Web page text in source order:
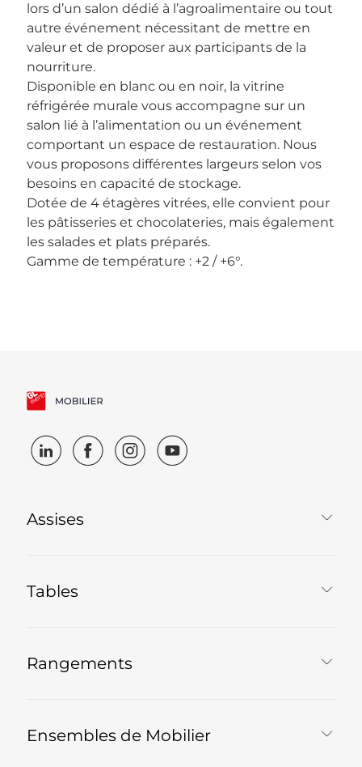
lors d’un salon dédié à l’agroalimentaire ou tout
autre événement nécessitant de mettre en
valeur et de proposer aux participants de la
nourriture.
Disponible en blanc ou en noir, la vitrine
réfrigérée murale vous accompagne sur un
salon lié à l’alimentation ou un événement
comportant un espace de restauration. Nous
vous proposons différentes largeurs selon vos
besoins en capacité de stockage.
Dotée de 4 étagères vitrées, elle convient pour
les pâtisseries et chocolateries, mais également
les salades et plats préparés.
Gamme de température : +2 / +6°.
Assises
Tables
Rangements
Ensembles de Mobilier